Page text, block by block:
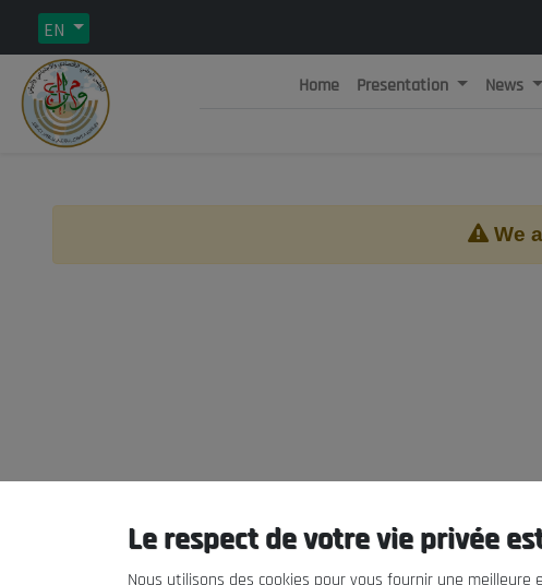
EN
Home Presentation News
We
THE NESEC Useful
Le respect de votre vie privée
Nous utilisons des cookies pour vous fournir une meilleure